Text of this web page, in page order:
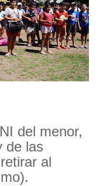
del menor,
de las
al